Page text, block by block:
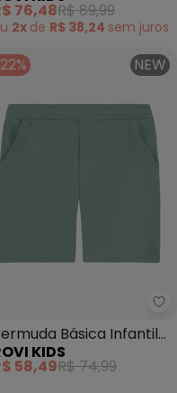
76,48R$ 89,99
2x de R$ 38,24 sem juros
- Bermuda Moletom
NEW
Básica Infantil
KIDS
58,49R$ 74,99